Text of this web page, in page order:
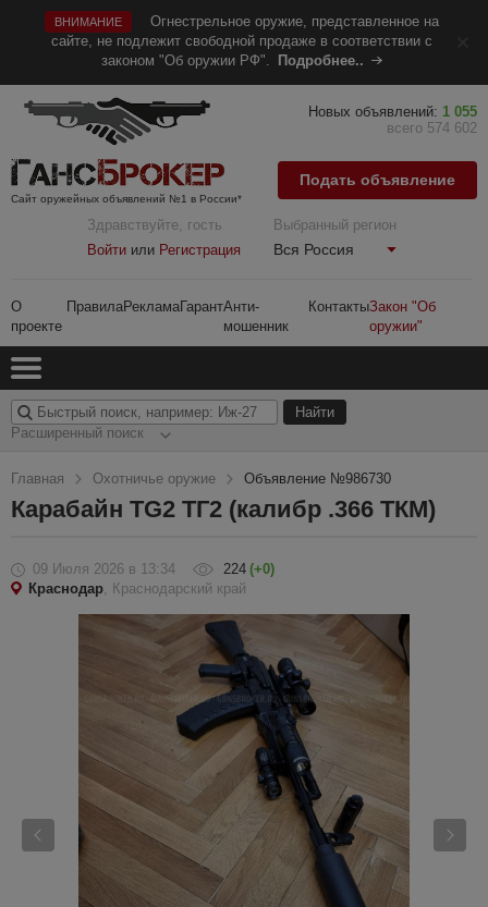
ВНИМАНИЕ
Огнестрельное оружие, представленное на
сайте, не подлежит свободной продаже в соответствии с
законом "Об оружии РФ".
Подробнее..
Сайт оружейных объявлений №1 в России*
Здравствуйте, гость
Войти или Регистрация
Выбранный регион
Вся Россия
О
проекте
ПравилаРекламаГарантАнти-
мошенник
КонтактыЗакон "Об
оружии"
Новых объявлений: 1 055
всего 574 602
Подать объявление
Расширенный поиск
Главная Охотничье оружие Объявление №986730
Карабайн TG2 ТГ2 (калибр .366 ТКМ)
09 Июля 2026 в 13:34 224 (+0)
Краснодар, Краснодарский край